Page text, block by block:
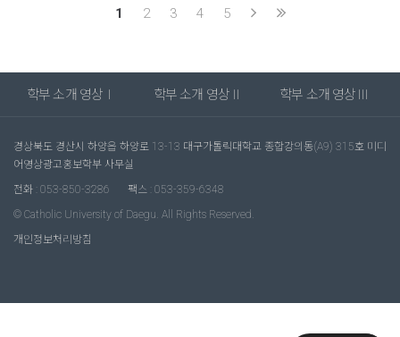
1 2 3 4 5
학부 소개 영상Ⅰ 학부 소개 영상Ⅱ 학부 소개 영상Ⅲ
경상북도 경산시 하양읍 하양로 13-13 대구가톨릭대학교 종합강의동(A9) 315호 미디
어영상광고홍보학부 사무실
전화 : 053-850-3286
팩스 : 053-359-6348
© Catholic University of Daegu. All Rights Reserved.
개인정보처리방침